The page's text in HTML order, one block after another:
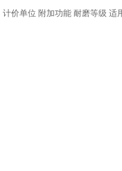
计价单位 附加功能 耐磨等级 适